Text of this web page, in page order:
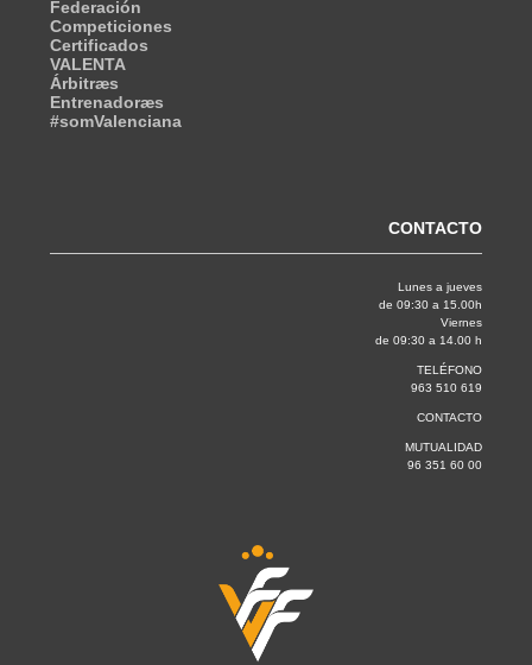
Federación
Competiciones
Certificados
VALENTA
Árbitræs
Entrenadoræs
#somValenciana
CONTACTO
Lunes a jueves
de 09:30 a 15.00h
Viernes
de 09:30 a 14.00 h
TELÉFONO
963 510 619
CONTACTO
MUTUALIDAD
96 351 60 00